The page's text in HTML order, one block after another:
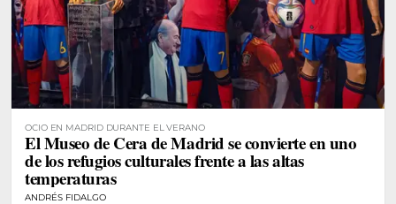
OCIO EN MADRID DURANTE EL VERANO
El Museo de Cera de Madrid se convierte en uno
de los refugios culturales frente a las altas
temperaturas
ANDRÉS FIDALGO